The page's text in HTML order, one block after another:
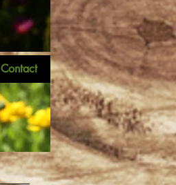
Contact